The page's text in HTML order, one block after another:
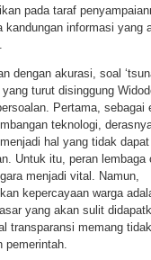
pada taraf
kandungan informasi yang
dengan akurasi, soal
yang turut disinggung
Pertama, sebagai
teknologi,
hal yang tidak dapat
Untuk itu, peran lembaga
menjadi vital. Namun,
kepercayaan warga
yang akan sulit
transparansi memang tidak
pemerintah.